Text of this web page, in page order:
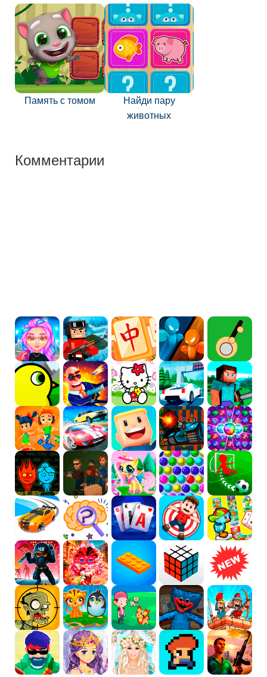
Память с томом
Найди пару
животных
Комментарии